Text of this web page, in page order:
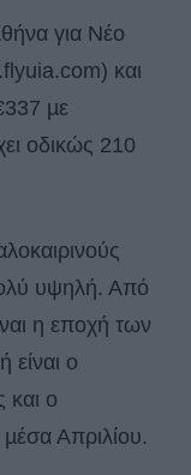
για Νέο
και
µε
οδικώς 210
υψηλή. Από
η εποχή των
ο
και ο
Απριλίου.